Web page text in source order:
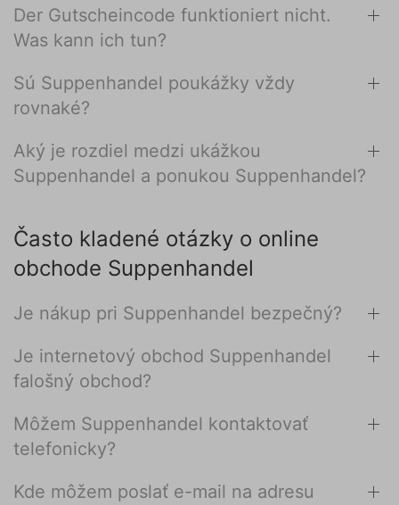
Der Gutscheincode funktioniert nicht.
Was kann ich tun?
Sú Suppenhandel poukážky vždy
rovnaké?
Aký je rozdiel medzi ukážkou
Suppenhandel a ponukou Suppenhandel?
Často kladené otázky o online
obchode Suppenhandel
Je nákup pri Suppenhandel bezpečný?
Je internetový obchod Suppenhandel
falošný obchod?
Môžem Suppenhandel kontaktovať
telefonicky?
Kde môžem poslať e-mail na adresu